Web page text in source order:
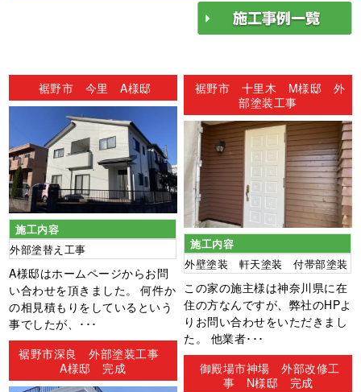
ン
裾野市 今里 A様邸
施工内容
外部塗替え工事
A様邸はホームページからお問
い合わせを頂きました。 何件か
の相見積もりをしているという
事でしたが、･･･
裾野市 十里木 M様邸 外
部塗装工事
施工内容
外壁塗装 軒天塗装 付帯部塗装
この家の施主様は神奈川県に在
住の方なんですが、弊社のHPよ
りお問い合わせをいただきまし
た。 他業者･･･
裾野市深良 外部塗装工事
A様邸 完成
御殿場市神場 外部改修工
事 N様邸 完成